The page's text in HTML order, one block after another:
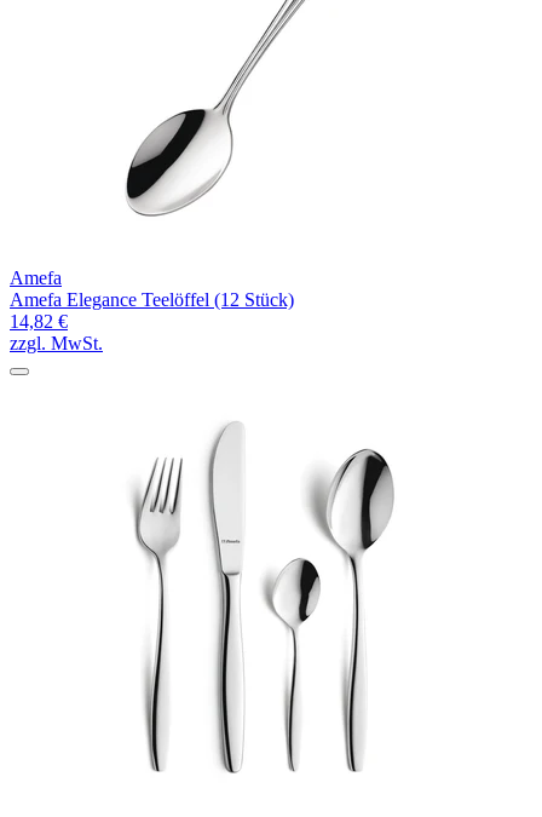
Amefa
Amefa Elegance Teelöffel (12 Stück)
14,82 €
zzgl. MwSt.